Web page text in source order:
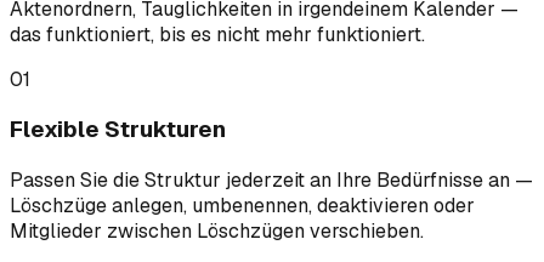
Aktenordnern, Tauglichkeiten in irgendeinem Kalender —
das funktioniert, bis es nicht mehr funktioniert.
01
Flexible Strukturen
Passen Sie die Struktur jederzeit an Ihre Bedürfnisse an —
Löschzüge anlegen, umbenennen, deaktivieren oder
Mitglieder zwischen Löschzügen verschieben.